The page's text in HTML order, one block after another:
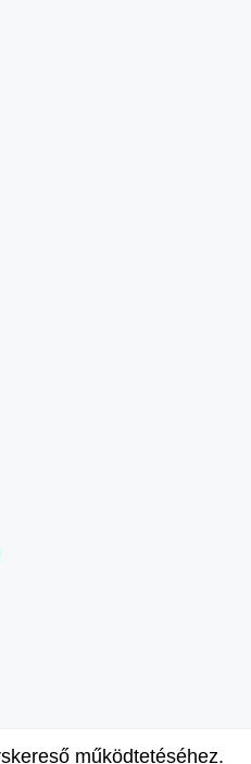
működtetéséhez.